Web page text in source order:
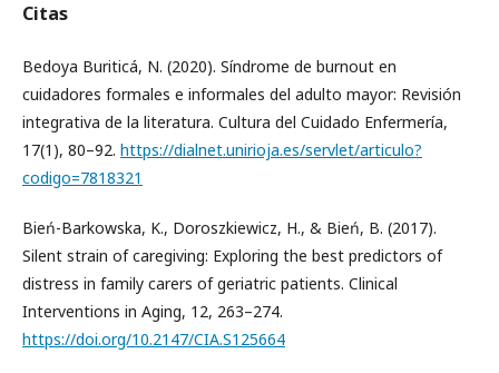
Citas
Bedoya Buriticá, N. (2020). Síndrome de burnout en
cuidadores formales e informales del adulto mayor: Revisión
integrativa de la literatura. Cultura del Cuidado Enfermería,
17(1), 80–92. https://dialnet.unirioja.es/servlet/articulo?
codigo=7818321
Bień-Barkowska, K., Doroszkiewicz, H., & Bień, B. (2017).
Silent strain of caregiving: Exploring the best predictors of
distress in family carers of geriatric patients. Clinical
Interventions in Aging, 12, 263–274.
https://doi.org/10.2147/CIA.S125664